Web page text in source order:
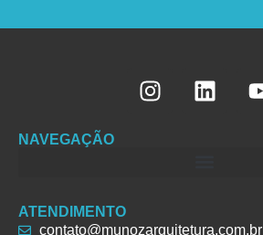
NAVEGAÇÃO
ATENDIMENTO
contato@munozarquitetura.com.br